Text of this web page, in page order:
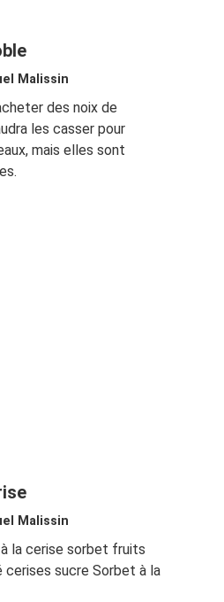
Malissin
des noix de
les casser pour
mais elles sont
Malissin
la cerise sorbet fruits
sucre Sorbet à la